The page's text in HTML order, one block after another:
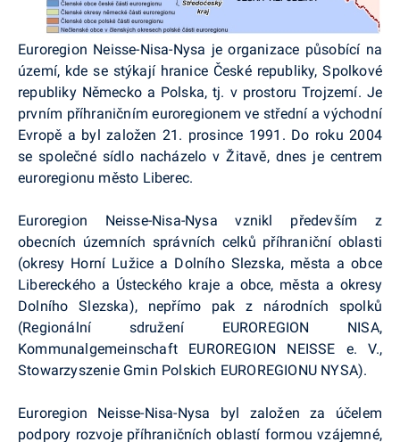
Euroregion Neisse-Nisa-Nysa je organizace působící na
území, kde se stýkají hranice České republiky, Spolkové
republiky Německo a Polska, tj. v prostoru Trojzemí. Je
prvním příhraničním euroregionem ve střední a východní
Evropě a byl založen 21. prosince 1991. Do roku 2004
se společné sídlo nacházelo v Žitavě, dnes je centrem
euroregionu město Liberec.
Euroregion Neisse-Nisa-Nysa vznikl především z
obecních územních správních celků příhraniční oblasti
(okresy Horní Lužice a Dolního Slezska, města a obce
Libereckého a Ústeckého kraje a obce, města a okresy
Dolního Slezska), nepřímo pak z národních spolků
(Regionální sdružení EUROREGION NISA,
Kommunalgemeinschaft EUROREGION NEISSE e. V.,
Stowarzyszenie Gmin Polskich EUROREGIONU NYSA).
Euroregion Neisse-Nisa-Nysa byl založen za účelem
podpory rozvoje příhraničních oblastí formou vzájemné,